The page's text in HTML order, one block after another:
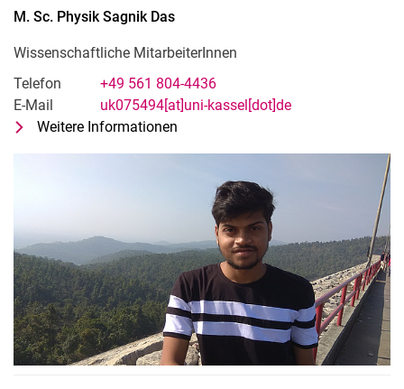
M. Sc. PhysikSagnik Das
Wissenschaftliche MitarbeiterInnen
Telefon
+49 561 804-4436
E-Mail
uk075494[at]uni-kassel[dot]de
Weitere Informationen